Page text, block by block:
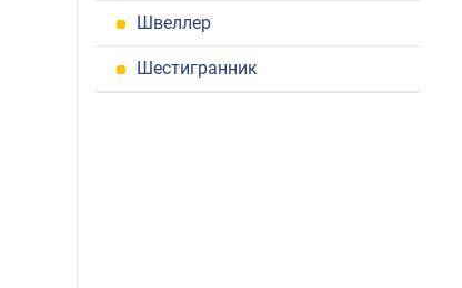
Швеллер
Шестигранник